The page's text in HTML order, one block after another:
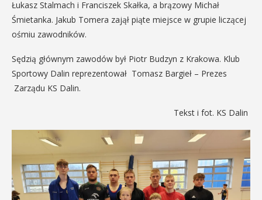
Łukasz Stalmach i Franciszek Skałka, a brązowy Michał
Śmietanka. Jakub Tomera zajął piąte miejsce w grupie liczącej
ośmiu zawodników.
Sędzią głównym zawodów był Piotr Budzyn z Krakowa. Klub
Sportowy Dalin reprezentował Tomasz Bargieł – Prezes
Zarządu KS Dalin.
Tekst i fot. KS Dalin